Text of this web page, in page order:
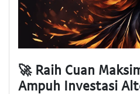
🚀 Raih Cuan
Ampuh Investasi